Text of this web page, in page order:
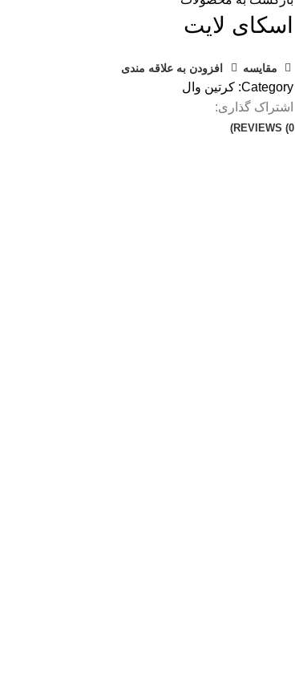
اسکای لایت
مقایسه افزودن به علاقه مندی
Category: کرتین وال
اشتراک گذاری:
REVIEWS (0)